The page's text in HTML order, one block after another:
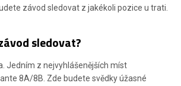
závod sledovat z jakékoli pozice u trati.
sledovat?
Jedním z nejvyhlášenějších míst
8A/8B. Zde budete svědky úžasné